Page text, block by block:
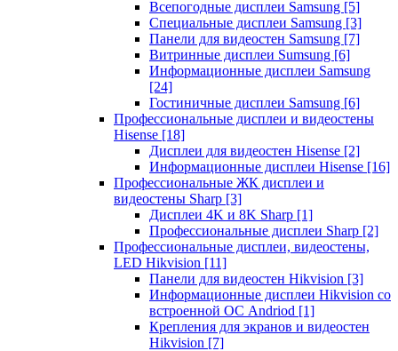
Всепогодные дисплеи Samsung [5]
Специальные дисплеи Samsung [3]
Панели для видеостен Samsung [7]
Витринные дисплеи Sumsung [6]
Информационные дисплеи Samsung
[24]
Гостиничные дисплеи Samsung [6]
Профессиональные дисплеи и видеостены
Hisense [18]
Дисплеи для видеостен Hisense [2]
Информационные дисплеи Hisense [16]
Профессиональные ЖК дисплеи и
видеостены Sharp [3]
Дисплеи 4K и 8K Sharp [1]
Профессиональные дисплеи Sharp [2]
Профессиональные дисплеи, видеостены,
LED Hikvision [11]
Панели для видеостен Hikvision [3]
Информационные дисплеи Hikvision со
встроенной ОС Andriod [1]
Крепления для экранов и видеостен
Hikvision [7]